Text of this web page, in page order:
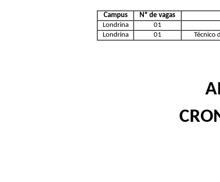
Campus
Nº de vagas
Londrina
01
Londrina
01 Técnico